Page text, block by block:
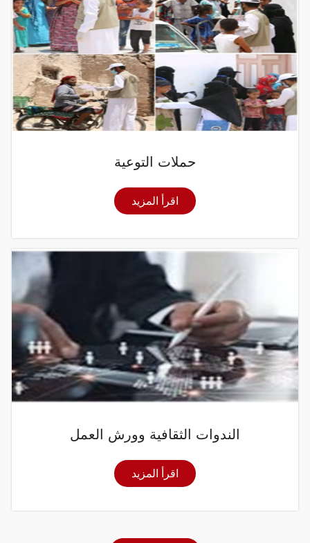
حملات التوعية
اقرأ المزيد
الندوات الثقافية وورش العمل
اقرأ المزيد